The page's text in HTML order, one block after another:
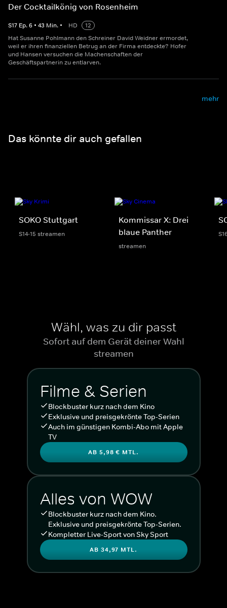
Der Cocktailkönig von Rosenheim
S17 Ep.6 • 43 Min. • HD
12
Hat Susanne Pohlmann den Schreiner David Weidner ermordet,
weil er ihren finanziellen Betrug an der Firma entdeckte? Hofer
und Hansen versuchen die Machenschaften der
Geschäftspartnerin zu entlarven.
mehr
Das könnte dir auch gefallen
SOKO Stuttgart
S14-15 streamen
Kommissar X: Drei
blaue Panther
streamen
Wähl, was zu dir passt
Sofort auf dem Gerät deiner Wahl
streamen
Filme & Serien
Blockbuster kurz nach dem Kino
Exklusive und preisgekrönte Top-Serien
Auch im günstigen Kombi-Abo mit Apple
TV
AB 5,98 € MTL.
Alles von WOW
Blockbuster kurz nach dem Kino.
Exklusive und preisgekrönte Top-Serien.
Kompletter Live-Sport von Sky Sport
AB 34,97 MTL.